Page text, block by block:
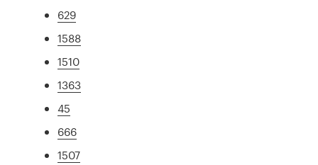
629
1588
1510
1363
45
666
1507